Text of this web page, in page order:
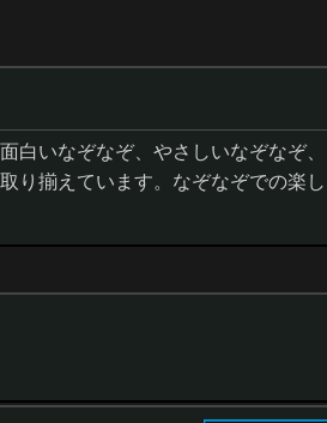
白いなぞなぞ、やさしいなぞなぞ、
り揃えています。なぞなぞでの楽し